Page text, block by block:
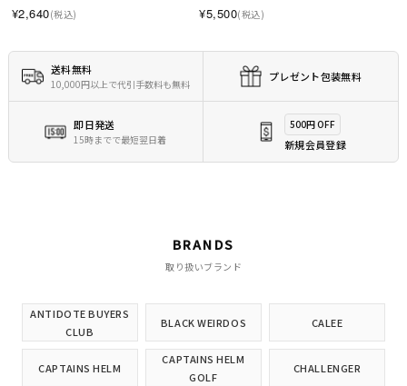
¥2,640(税込)
¥5,500(税込)
送料無料
10,000円以上で代引手数料も無料
プレゼント包装無料
即日発送
15時までで最短翌日着
500円 OFF
新規会員登録
BRANDS
取り扱いブランド
ANTIDOTE BUYERS
CLUB
BLACK WEIRDOS CALEE
CAPTAINS HELM
CAPTAINS HELM
GOLF
CHALLENGER